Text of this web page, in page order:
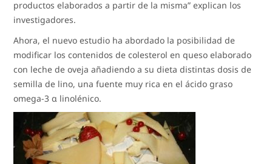
productos elaborados a partir de la misma” explican los
investigadores.
Ahora, el nuevo estudio ha abordado la posibilidad de
modificar los contenidos de colesterol en queso elaborado
con leche de oveja añadiendo a su dieta distintas dosis de
semilla de lino, una fuente muy rica en el ácido graso
omega-3 α linolénico.